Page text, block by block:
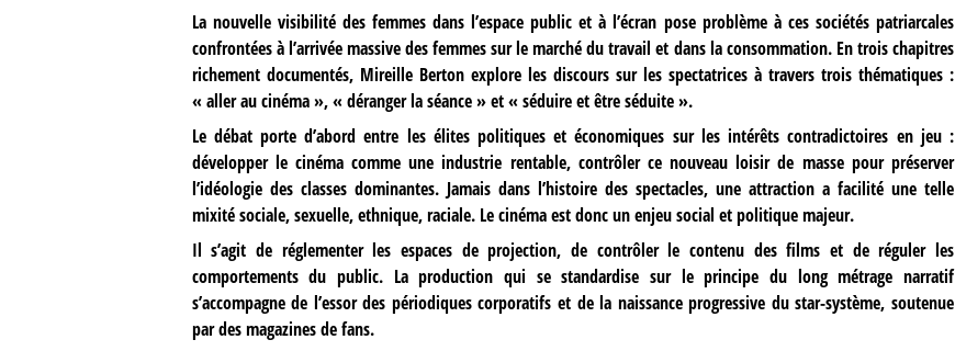
La nouvelle visibilité des femmes dans l’espace public et à l’écran pose problème à ces sociétés patriarcales
confrontées à l’arrivée massive des femmes sur le marché du travail et dans la consommation. En trois chapitres
richement documentés, Mireille Berton explore les discours sur les spectatrices à travers trois thématiques :
« aller au cinéma », « déranger la séance » et « séduire et être séduite ».
Le débat porte d’abord entre les élites politiques et économiques sur les intérêts contradictoires en jeu :
développer le cinéma comme une industrie rentable, contrôler ce nouveau loisir de masse pour préserver
l’idéologie des classes dominantes. Jamais dans l’histoire des spectacles, une attraction a facilité une telle
mixité sociale, sexuelle, ethnique, raciale. Le cinéma est donc un enjeu social et politique majeur.
Il s’agit de réglementer les espaces de projection, de contrôler le contenu des films et de réguler les
comportements du public. La production qui se standardise sur le principe du long métrage narratif
s’accompagne de l’essor des périodiques corporatifs et de la naissance progressive du star-système, soutenue
par des magazines de fans.